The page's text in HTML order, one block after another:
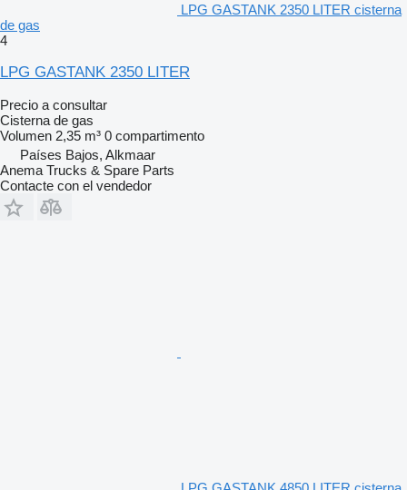
LPG GASTANK 2350 LITER cisterna
de gas
4
LPG GASTANK 2350 LITER
Precio a consultar
Cisterna de gas
Volumen 2,35 m³ 0 compartimento
Países Bajos, Alkmaar
Anema Trucks & Spare Parts
Contacte con el vendedor